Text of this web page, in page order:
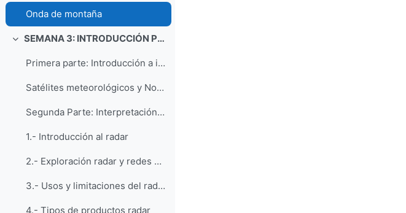
Onda de montaña
Replier SEMANA 3: INTRODUCCIÓN PRÁCTICA A LA TELEDETECCIÓN Y AL NOWCASTING
Primera parte: Introducción a interpretación a imá...
Satélites meteorológicos y Nowcasting
Segunda Parte: Interpretación práctica de radar y ...
1.- Introducción al radar
2.- Exploración radar y redes de radares
3.- Usos y limitaciones del radar
4.- Tipos de productos radar